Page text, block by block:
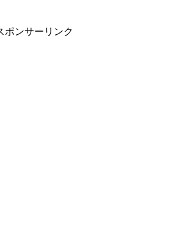
ポンサーリンク